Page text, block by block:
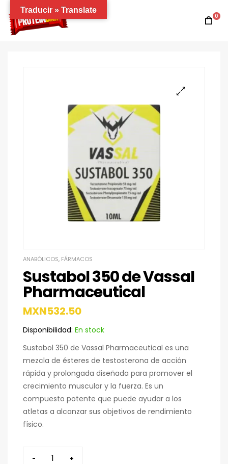
0
ANABÓLICOS, FÁRMACOS
Sustabol 350 de Vassal
Pharmaceutical
MXN532.50
Disponibilidad: En stock
Sustabol 350 de Vassal Pharmaceutical es una
mezcla de ésteres de testosterona de acción
rápida y prolongada diseñada para promover el
crecimiento muscular y la fuerza. Es un
compuesto potente que puede ayudar a los
atletas a alcanzar sus objetivos de rendimiento
físico.
- +
Traducir » Translate